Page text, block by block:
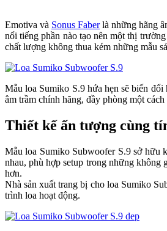
Emotiva và Sonus Faberlà những hãng
nổi tiếng phần nào tạo nên một thị
chất lượng không thua kém những mẫu
Mẫu loa Sumiko S.9 hứa hẹn sẽ biến
âm trầm chính hãng, đầy phòng một
Thiết kế ấn tượng cùng
Mẫu loa Sumiko Subwoofer S.9 sở hữu
nhau, phù hợp setup trong những không
hơn.
Nhà sản xuất trang bị cho loa Sumiko
trình loa hoạt động.